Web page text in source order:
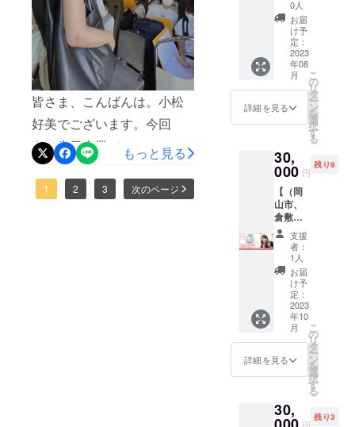
よう、応援をよろしくお願
い申し上げます。
よ～」とご縁を繋げていた
だき、今に繋がっていま
す。毎日毎日、色んな方と
お会いさせていただき応援
していただいたり、連絡を
いただき気にかけていただ
いたり…私は、小松好美
は、本当に本当に幸せ者で
す！皆さまからの応援をエ
長とお話しをさせていただ
く中で、息子さんたちのお
話しになると、なぜか少し
だけ不安な様子。そして、
たまたま息子さんに対
面！！息子さんを交えてお
話しをさせていただくと、
親子でそれぞれ経営方針に
対する思いが違っていたの
んですが、満場一致で当日
販売は味噌カツ丼に決定し
ました。当日は限定１００
食でご用意する予定です。
可愛い中学生がとびきりの
笑顔でお待ちしておりま
す。ぜひ９月９日は就実中
学校文化祭へレッツ
ゴー！！Instagramに投稿し
皆さま、こんばんは。小松
好美でございます。今回
も、先日企業バスツアーに
ご協賛いただきました、お
客様からの声をお届けいた
もっと見る
1 2 3 次のページ
クラウ
ドファ
ンディ
ング終
了後別
途詳細
をご連
絡いた
しま
相談で
きる権
利】 お
一人1時
間ま
で。 採
用に悩
む法人
から、
む個人
まで気
軽にど
うぞ。
※開催日
時はク
ラウド
ファン
ディン
グ終了
後別途
ご連絡
し調整
させて
頂きま
す ※対
応可能
ンディ
ング終
0人
お届
け予
定：
2023
年08
月
詳細を見る
こ
の
リ
タ
ー
ン
を
選
択
す
る
30,
000 円
残り9
【（岡
山市、
倉敷市
限定）
フード
ロス削
減ロゴ
缶 6缶
を直接
小松が
お持ち
しま
す！】
岡山
市、ま
方に
フード
支援
者：
1人
お届
け予
定：
2023
年10
月
詳細を見る
こ
の
リ
タ
ー
ン
を
選
択
す
る
30, 残り3